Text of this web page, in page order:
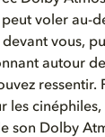
voler au-
vous,
autour
les
son Dolby